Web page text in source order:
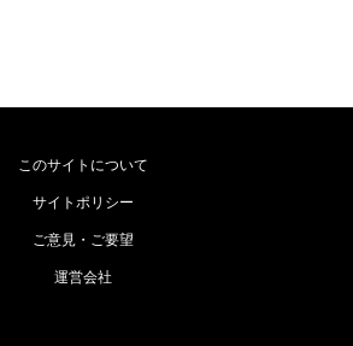
このサイトについて
サイトポリシー
ご意見・ご要望
運営会社